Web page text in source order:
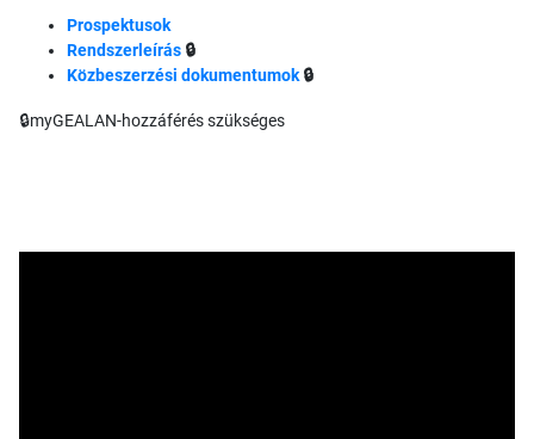
Prospektusok
Rendszerleírás 🔒
Közbeszerzési dokumentumok 🔒
🔒myGEALAN-hozzáférés szükséges